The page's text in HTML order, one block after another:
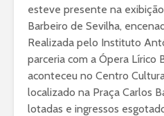
esteve presente na
Barbeiro de Sevilha,
Realizada pelo Instituto
parceria com a Ópera Lírico
aconteceu no Centro
localizado na Praça Carlos
lotadas e ingressos